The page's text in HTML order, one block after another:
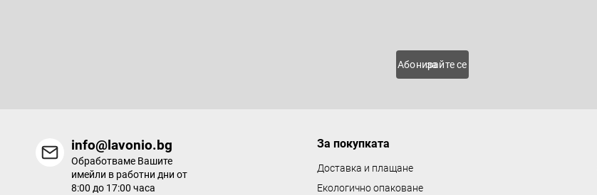
Абонирайте се за
info@lavonio.bg
Обработваме Вашите
имейли в работни дни от
8:00 до 17:00 часа
За покупката
Доставка и плащане
Екологично опаковане